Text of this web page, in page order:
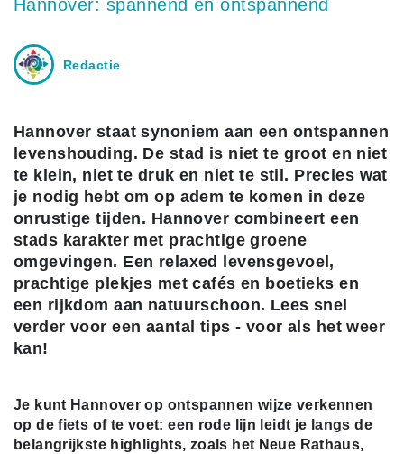
Hannover: spannend en ontspannend
Redactie
Hannover staat synoniem aan een ontspannen
levenshouding. De stad is niet te groot en niet
te klein, niet te druk en niet te stil. Precies wat
je nodig hebt om op adem te komen in deze
onrustige tijden. Hannover combineert een
stads karakter met prachtige groene
omgevingen. Een relaxed levensgevoel,
prachtige plekjes met cafés en boetieks en
een rijkdom aan natuurschoon. Lees snel
verder voor een aantal tips - voor als het weer
kan!
Je kunt Hannover op ontspannen wijze verkennen
op de fiets of te voet: een rode lijn leidt je langs de
belangrijkste highlights, zoals het Neue Rathaus,